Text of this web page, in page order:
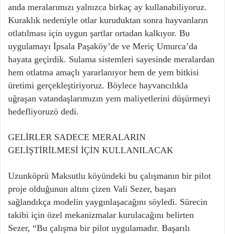
anda meralarımızı yalnızca birkaç ay kullanabiliyoruz.
Kuraklık nedeniyle otlar kuruduktan sonra hayvanların
otlatılması için uygun şartlar ortadan kalkıyor. Bu
uygulamayı İpsala Paşaköy’de ve Meriç Umurca’da
hayata geçirdik. Sulama sistemleri sayesinde meralardan
hem otlatma amaçlı yararlanıyor hem de yem bitkisi
üretimi gerçekleştiriyoruz. Böylece hayvancılıkla
uğraşan vatandaşlarımızın yem maliyetlerini düşürmeyi
hedefliyoruzö dedi.
GELİRLER SADECE MERALARIN
GELİŞTİRİLMESİ İÇİN KULLANILACAK
Uzunköprü Maksutlu köyündeki bu çalışmanın bir pilot
proje olduğunun altını çizen Vali Sezer, başarı
sağlandıkça modelin yaygınlaşacağını söyledi. Sürecin
takibi için özel mekanizmalar kurulacağını belirten
Sezer, “Bu çalışma bir pilot uygulamadır. Başarılı